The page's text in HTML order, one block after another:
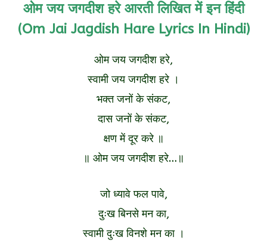
ओम जय जगदीश हरे आरती लिखित में इन हिंदी
(Om Jai Jagdish Hare Lyrics In Hindi)
ओम जय जगदीश हरे,
स्वामी जय जगदीश हरे ।
भक्त जनों के संकट,
दास जनों के संकट,
क्षण में दूर करे ॥
॥ ओम जय जगदीश हरे…॥
जो ध्यावे फल पावे,
दुःख बिनसे मन का,
स्वामी दुःख विनशे मन का ।